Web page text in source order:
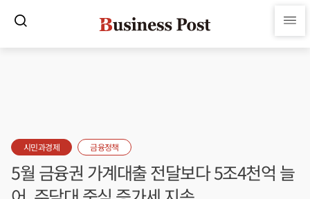
시민과경제 금융정책
5월 금융권 가계대출 전달보다 5조4천억 늘